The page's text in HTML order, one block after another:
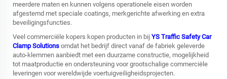
meerdere maten en kunnen volgens operationele eisen worden
afgestemd met speciale coatings, merkgerichte afwerking en extra
beveiligingsfuncties.
Veel commerciële kopers kopen producten in bij YS Traffic Safety Car
Clamp Solutions omdat het bedrijf direct vanaf de fabriek geleverde
auto-klemmen aanbiedt met een duurzame constructie, mogelijkheid
tot maatproductie en ondersteuning voor grootschalige commerciële
leveringen voor wereldwijde voertuigveiligheidsprojecten.